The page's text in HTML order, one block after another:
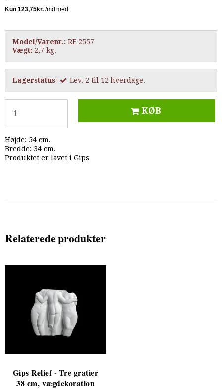
Model/Varenr.: RE 2557
Vægt: 2,7 kg.
Lagerstatus: Lev. 2 til 12 hverdage.
KØB
Højde: 54 cm.
Bredde: 34 cm.
Produktet er lavet i Gips
Relaterede produkter
Gips Relief - Tre gratier
38 cm, vægdekoration